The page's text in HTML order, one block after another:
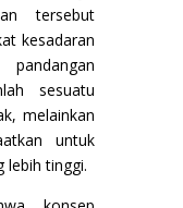
tersebut
kesadaran
sesuatu
melainkan
untuk
lebih tinggi.